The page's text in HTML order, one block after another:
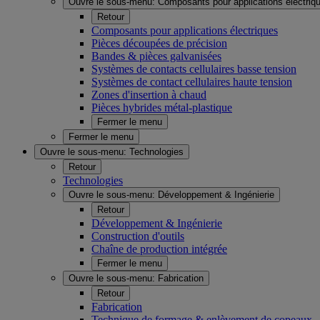
Retour
Composants pour applications électriques
Pièces découpées de précision
Bandes & pièces galvanisées
Systèmes de contacts cellulaires basse tension
Systèmes de contact cellulaires haute tension
Zones d'insertion à chaud
Pièces hybrides métal-plastique
Fermer le menu
Fermer le menu
Ouvre le sous-menu: Technologies
Retour
Technologies
Ouvre le sous-menu: Développement & Ingénierie
Retour
Développement & Ingénierie
Construction d'outils
Chaîne de production intégrée
Fermer le menu
Ouvre le sous-menu: Fabrication
Retour
Fabrication